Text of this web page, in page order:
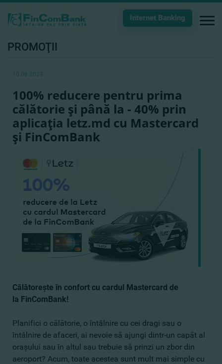
Internet Banking
PROMOŢII
10.08.2023
100% reducere pentru prima
călătorie şi până la - 40% prin
aplicaţia letz.md cu Mastercard
şi FinСomBank
Călătoreşte în confort cu cardul Mastercard de
la FinComBank!
Planifici o călătorie, o întâlnire cu cei dragi sau o
întâlnire de afaceri, ai nevoie să ajungi dintr-un capăt al
oraşului sau în altul sau trebuie să prinzi un zbor din
aeroport? Acum, toate acestea sunt mult mai simple cu